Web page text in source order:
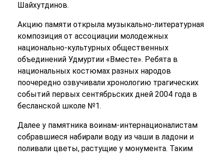
Шайхутдинов.
Акцию памяти открыла музыкально-литературная
композиция от ассоциации молодежных
национально-культурных общественных
объединений Удмуртии «Вместе». Ребята в
национальных костюмах разных народов
поочередно озвучивали хронологию трагических
событий первых сентябрьских дней 2004 года в
бесланской школе №1.
Далее у памятника воинам-интернационалистам
собравшиеся набирали воду из чаши в ладони и
поливали цветы, растущие у монумента. Таким